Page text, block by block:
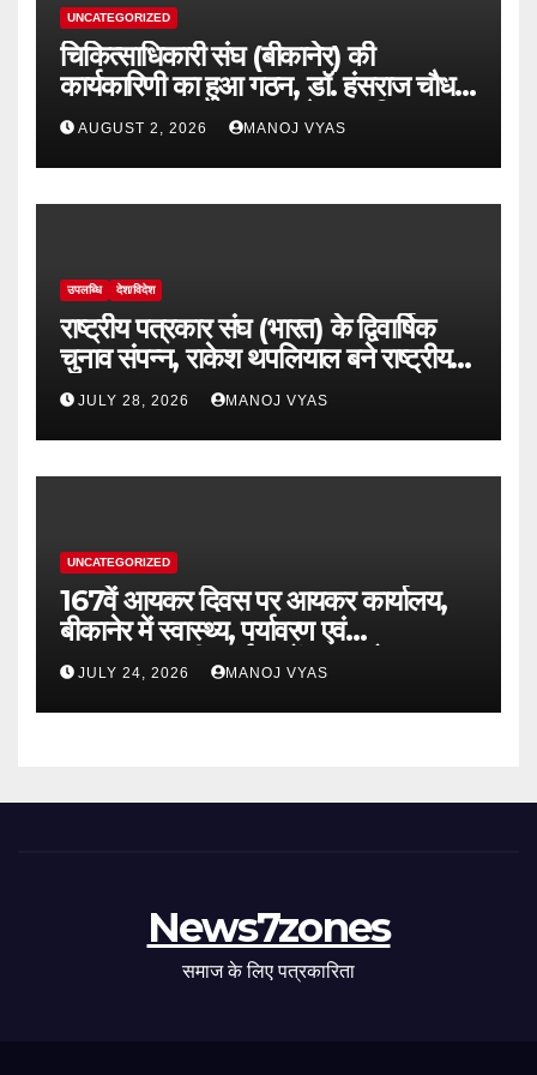
UNCATEGORIZED
चिकित्साधिकारी संघ (बीकानेर) की
कार्यकारिणी का हुआ गठन, डॉ. हंसराज चौधरी
अध्यक्ष व डॉ सुधांशु व्यास बने महासचिव
AUGUST 2, 2026 MANOJ VYAS
उपलब्धि देश/विदेश
राष्ट्रीय पत्रकार संघ (भारत) के द्विवार्षिक
चुनाव संपन्न, राकेश थपलियाल बने राष्ट्रीय
अध्यक्ष
JULY 28, 2026 MANOJ VYAS
UNCATEGORIZED
167वें आयकर दिवस पर आयकर कार्यालय,
बीकानेर में स्वास्थ्य, पर्यावरण एवं
जनकल्याणकारी कार्यक्रमों का आयोजन
JULY 24, 2026 MANOJ VYAS
News7zones
समाज के लिए पत्रकारिता